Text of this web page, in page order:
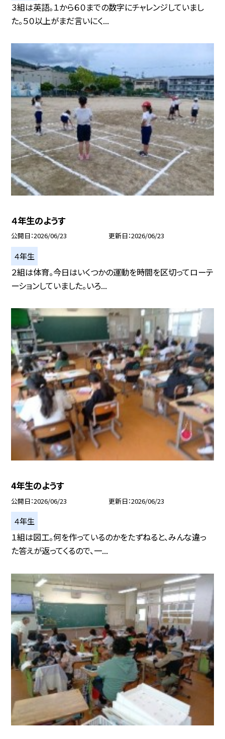
３組は英語。１から６０までの数字にチャレンジしていまし
た。５０以上がまだ言いにく...
４年生のようす
公開日 2026/06/23 更新日 2026/06/23
４年生
２組は体育。今日はいくつかの運動を時間を区切ってローテ
ーションしていました。いろ...
4年生のようす
公開日 2026/06/23 更新日 2026/06/23
４年生
１組は図工。何を作っているのかをたずねると、みんな違っ
た答えが返ってくるので、一...